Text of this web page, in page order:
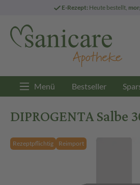
E-Rezept: Heute bestellt,
Menü Bestseller
DIPROGENTA Salbe
Rezeptpflichtig Reimport